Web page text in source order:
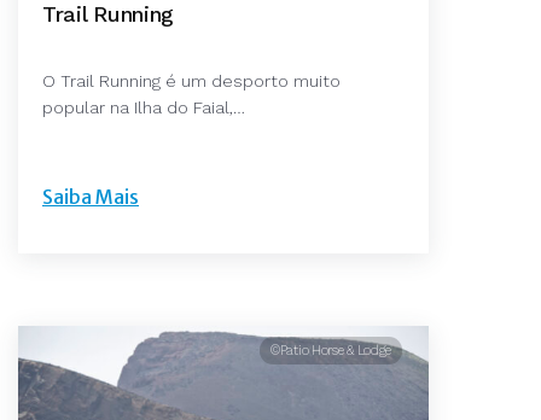
Trail Running
O Trail Running é um desporto muito
popular na Ilha do Faial,…
Saiba Mais
©Patio Horse & Lodge